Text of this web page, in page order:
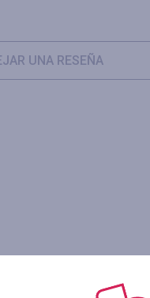
UNA RESEÑA